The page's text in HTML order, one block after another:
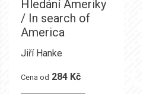
Hledání Ameriky
/ In search of
America
Jiří Hanke
Cena od 284 Kč